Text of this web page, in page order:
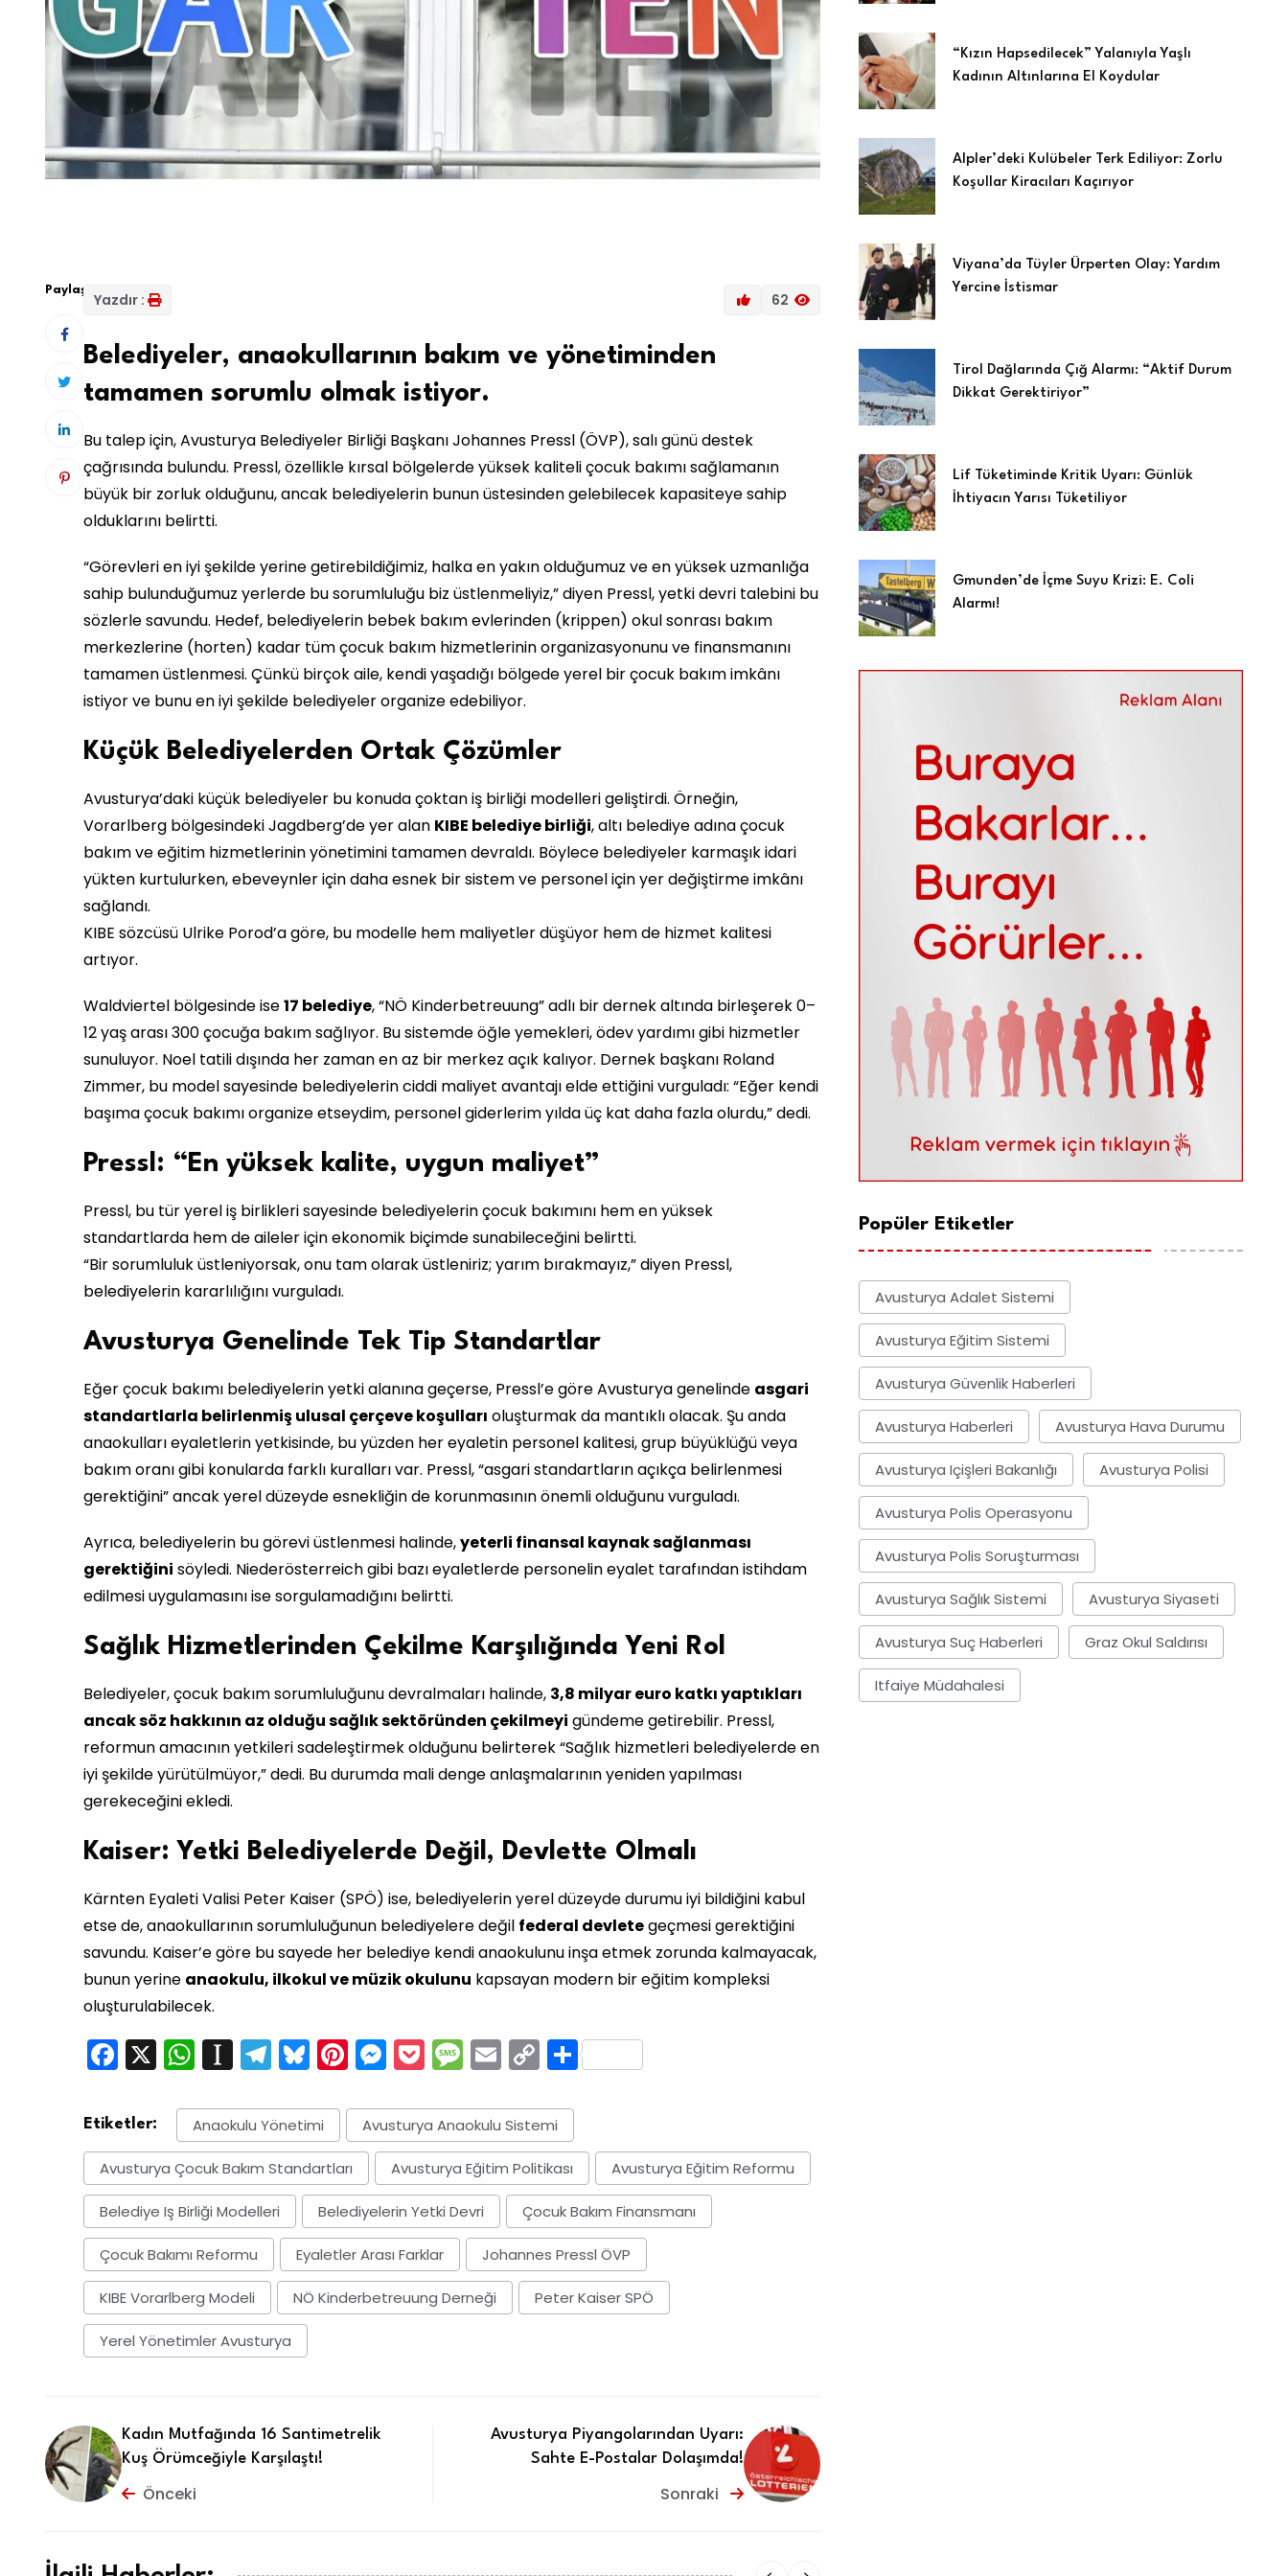
Paylaş:
Yazdır : 62
Belediyeler, anaokullarının bakım ve yönetiminden
tamamen sorumlu olmak istiyor.
Bu talep için, Avusturya Belediyeler Birliği Başkanı Johannes Pressl (ÖVP), salı günü destek
çağrısında bulundu. Pressl, özellikle kırsal bölgelerde yüksek kaliteli çocuk bakımı sağlamanın
büyük bir zorluk olduğunu, ancak belediyelerin bunun üstesinden gelebilecek kapasiteye sahip
olduklarını belirtti.
“Görevleri en iyi şekilde yerine getirebildiğimiz, halka en yakın olduğumuz ve en yüksek uzmanlığa
sahip bulunduğumuz yerlerde bu sorumluluğu biz üstlenmeliyiz,” diyen Pressl, yetki devri talebini bu
sözlerle savundu. Hedef, belediyelerin bebek bakım evlerinden (krippen) okul sonrası bakım
merkezlerine (horten) kadar tüm çocuk bakım hizmetlerinin organizasyonunu ve finansmanını
tamamen üstlenmesi. Çünkü birçok aile, kendi yaşadığı bölgede yerel bir çocuk bakım imkânı
istiyor ve bunu en iyi şekilde belediyeler organize edebiliyor.
Küçük Belediyelerden Ortak Çözümler
Avusturya’daki küçük belediyeler bu konuda çoktan iş birliği modelleri geliştirdi. Örneğin,
Vorarlberg bölgesindeki Jagdberg’de yer alan KIBE belediye birliği, altı belediye adına çocuk
bakım ve eğitim hizmetlerinin yönetimini tamamen devraldı. Böylece belediyeler karmaşık idari
yükten kurtulurken, ebeveynler için daha esnek bir sistem ve personel için yer değiştirme imkânı
sağlandı.
KIBE sözcüsü Ulrike Porod’a göre, bu modelle hem maliyetler düşüyor hem de hizmet kalitesi
artıyor.
Waldviertel bölgesinde ise17 belediye, “NÖ Kinderbetreuung” adlı bir dernek altında birleşerek 0–
12 yaş arası 300 çocuğa bakım sağlıyor. Bu sistemde öğle yemekleri, ödev yardımı gibi hizmetler
sunuluyor. Noel tatili dışında her zaman en az bir merkez açık kalıyor. Dernek başkanı Roland
Zimmer, bu model sayesinde belediyelerin ciddi maliyet avantajı elde ettiğini vurguladı: “Eğer kendi
başıma çocuk bakımı organize etseydim, personel giderlerim yılda üç kat daha fazla olurdu,” dedi.
Pressl: “En yüksek kalite, uygun maliyet”
Pressl, bu tür yerel iş birlikleri sayesinde belediyelerin çocuk bakımını hem en yüksek
standartlarda hem de aileler için ekonomik biçimde sunabileceğini belirtti.
“Bir sorumluluk üstleniyorsak, onu tam olarak üstleniriz; yarım bırakmayız,” diyen Pressl,
belediyelerin kararlılığını vurguladı.
Avusturya Genelinde Tek Tip Standartlar
Eğer çocuk bakımı belediyelerin yetki alanına geçerse, Pressl’e göre Avusturya genelinde asgari
standartlarla belirlenmiş ulusal çerçeve koşulları oluşturmak da mantıklı olacak. Şu anda
anaokulları eyaletlerin yetkisinde, bu yüzden her eyaletin personel kalitesi, grup büyüklüğü veya
bakım oranı gibi konularda farklı kuralları var. Pressl, “asgari standartların açıkça belirlenmesi
gerektiğini” ancak yerel düzeyde esnekliğin de korunmasının önemli olduğunu vurguladı.
Ayrıca, belediyelerin bu görevi üstlenmesi halinde,yeterli finansal kaynak sağlanması
gerektiğini söyledi. Niederösterreich gibi bazı eyaletlerde personelin eyalet tarafından istihdam
edilmesi uygulamasını ise sorgulamadığını belirtti.
Sağlık Hizmetlerinden Çekilme Karşılığında Yeni Rol
Belediyeler, çocuk bakım sorumluluğunu devralmaları halinde, 3,8 milyar euro katkı yaptıkları
ancak söz hakkının az olduğu sağlık sektöründen çekilmeyi gündeme getirebilir. Pressl,
reformun amacının yetkileri sadeleştirmek olduğunu belirterek “Sağlık hizmetleri belediyelerde en
iyi şekilde yürütülmüyor,” dedi. Bu durumda mali denge anlaşmalarının yeniden yapılması
gerekeceğini ekledi.
Kaiser: Yetki Belediyelerde Değil, Devlette Olmalı
Kärnten Eyaleti Valisi Peter Kaiser (SPÖ) ise, belediyelerin yerel düzeyde durumu iyi bildiğini kabul
etse de, anaokullarının sorumluluğunun belediyelere değil federal devletegeçmesi gerektiğini
savundu. Kaiser’e göre bu sayede her belediye kendi anaokulunu inşa etmek zorunda kalmayacak,
bunun yerine anaokulu, ilkokul ve müzik okulunu kapsayan modern bir eğitim kompleksi
oluşturulabilecek.
Facebook
X WhatsApp
Instapaper
Telegram
Bluesky
Pinterest
Messenger
Pocket
Message
EmailCopy
Share
Etiketler: Anaokulu Yönetimi Avusturya Anaokulu Sistemi
Avusturya Çocuk Bakım Standartları Avusturya Eğitim Politikası Avusturya Eğitim Reformu
Belediye Iş Birliği Modelleri Belediyelerin Yetki Devri Çocuk Bakım Finansmanı
Çocuk Bakımı Reformu Eyaletler Arası Farklar Johannes Pressl ÖVP
KIBE Vorarlberg Modeli NÖ Kinderbetreuung Derneği Peter Kaiser SPÖ
Yerel Yönetimler Avusturya
Kadın Mutfağında 16 Santimetrelik
Kuş Örümceğiyle Karşılaştı!
Önceki
Avusturya Piyangolarından Uyarı:
Sahte E-Postalar Dolaşımda!
Sonraki
“Kızın Hapsedilecek” Yalanıyla Yaşlı
Kadının Altınlarına El Koydular
Alpler’deki Kulübeler Terk Ediliyor: Zorlu
Koşullar Kiracıları Kaçırıyor
Viyana’da Tüyler Ürperten Olay: Yardım
Yercine İstismar
Tirol Dağlarında Çığ Alarmı: “Aktif Durum
Dikkat Gerektiriyor”
Lif Tüketiminde Kritik Uyarı: Günlük
İhtiyacın Yarısı Tüketiliyor
Gmunden’de İçme Suyu Krizi: E. Coli
Alarmı!
Popüler Etiketler
Avusturya Adalet Sistemi
Avusturya Eğitim Sistemi
Avusturya Güvenlik Haberleri
Avusturya Haberleri Avusturya Hava Durumu
Avusturya Içişleri Bakanlığı Avusturya Polisi
Avusturya Polis Operasyonu
Avusturya Polis Soruşturması
Avusturya Sağlık Sistemi Avusturya Siyaseti
Avusturya Suç Haberleri Graz Okul Saldırısı
Itfaiye Müdahalesi